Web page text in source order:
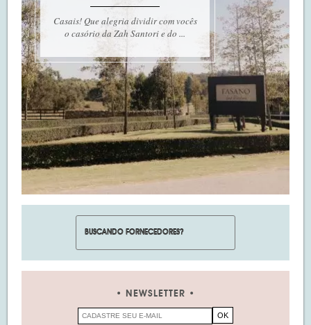
Casais! Que alegria dividir com vocês
o casório da Zah Santori e do ...
NEWSLETTER